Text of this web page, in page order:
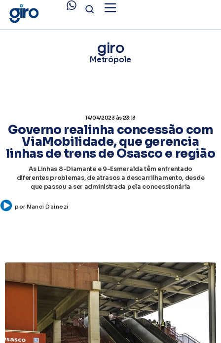
giro
Metrópole
14/04/2023 às 23:13
Governo realinha concessão com
ViaMobilidade, que gerencia
linhas de trens de Osasco e região
As Linhas 8-Diamante e 9-Esmeralda têm enfrentado
diferentes problemas, de atrasos a descarrilhamento, desde
que passou a ser administrada pela concessionária
porNanci Dainezi